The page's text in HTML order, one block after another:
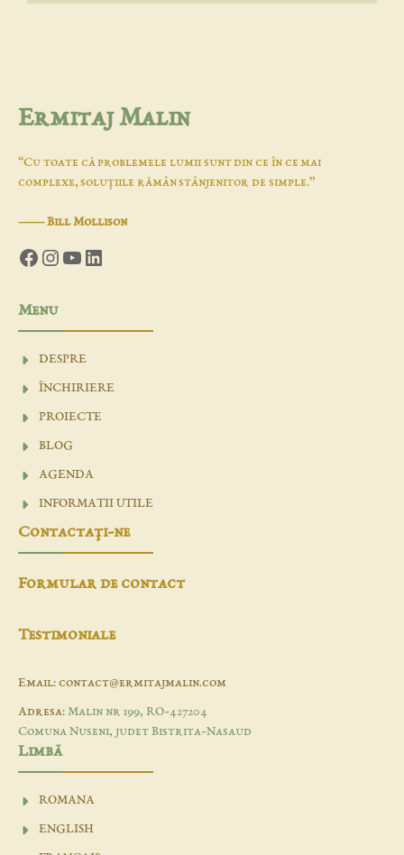
Ermitaj Malin
“Cu toate că problemele lumii sunt din ce în ce mai
complexe, soluţiile rămân stânjenitor de simple.”
―Bill Mollison
Facebook
Instagram
YouTube
LinkedIn
Menu
DESPRE
ÎNCHIRIERE
PROIECTE
BLOG
AGENDA
INFORMATII UTILE
Contactaţi-ne
Formular de contact
Testimoniale
Email: contact@ermitajmalin.com
Adresa: Malin nr 199, RO-427204
Comuna Nuseni, judet Bistrita-Nasaud
Limbă
ROMANA
ENGLISH